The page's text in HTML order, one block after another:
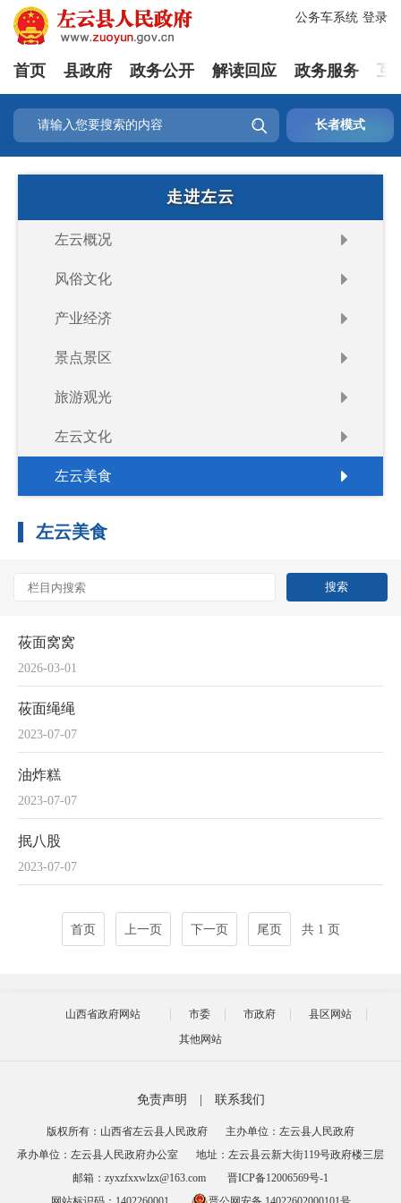
登录
公务车系统
首页 县政府 政务公开 解读回应 政务服务 互
 长者模式
走进左云
左云概况
风俗文化
产业经济
景点景区
旅游观光
左云文化
左云美食
左云美食
2026-03-01
莜面窝窝
2023-07-07
莜面绳绳
2023-07-07
油炸糕
2023-07-07
抿八股
首页 上一页 下一页 尾页 共 1 页
山西省政府网站 市委 市政府
县区网站
其他网站
免责声明 联系我们
版权所有：山西省左云县人民政府
主办单位：左云县人民政府
承办单位：左云县人民政府办公室
地址：左云县云新大街119号政府楼三层
邮箱：zyxzfxxwlzx@163.com
晋ICP备12006569号-1